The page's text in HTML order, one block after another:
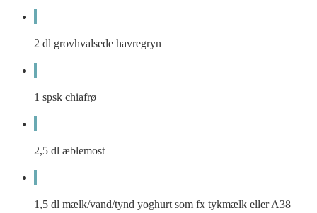
2 dl grovhvalsede havregryn
1 spsk chiafrø
2,5 dl æblemost
1,5 dl mælk/vand/tynd yoghurt som fx tykmælk eller A38